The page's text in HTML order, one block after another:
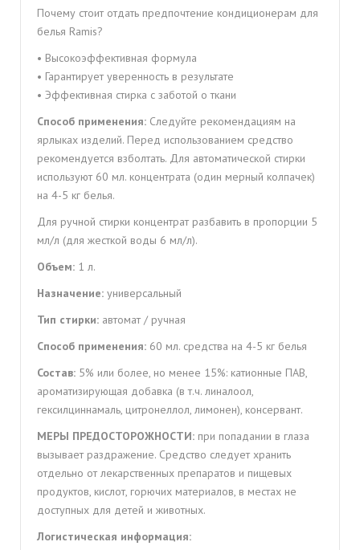
Почему стоит отдать предпочтение кондиционерам для
белья Ramis?
• Высокоэффективная формула
• Гарантирует уверенность в результате
• Эффективная стирка с заботой о ткани
Способ применения: Следуйте рекомендациям на
ярлыках изделий. Перед использованием средство
рекомендуется взболтать. Для автоматической стирки
используют 60 мл. концентрата (один мерный колпачек)
на 4-5 кг белья.
Для ручной стирки концентрат разбавить в пропорции 5
мл/л (для жесткой воды 6 мл/л).
Объем: 1 л.
Назначение: универсальный
Тип стирки: автомат / ручная
Способ применения: 60 мл. средства на 4-5 кг белья
Состав: 5% или более, но менее 15%: катионные ПАВ,
ароматизирующая добавка (в т.ч. линалоол,
гексилциннамаль, цитронеллол, лимонен), консервант.
МЕРЫ ПРЕДОСТОРОЖНОСТИ: при попадании в глаза
вызывает раздражение. Средство следует хранить
отдельно от лекарственных препаратов и пищевых
продуктов, кислот, горючих материалов, в местах не
доступных для детей и животных.
Логистическая информация: